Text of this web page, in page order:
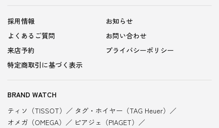
採用情報
お知らせ
よくあるご質問
お問い合わせ
来店予約
プライバシーポリシー
特定商取引に基づく表示
BRAND WATCH
ティソ（TISSOT）
タグ・ホイヤー（TAG Heuer）
オメガ（OMEGA）
ピアジェ（PIAGET）